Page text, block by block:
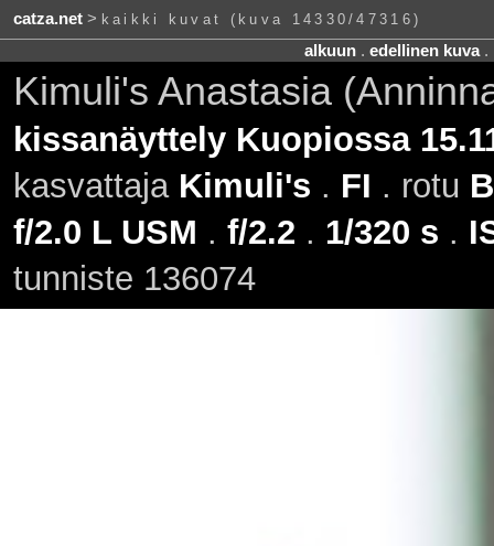
catza.net> kaikki kuvat (kuva 14330/47316)
alkuun. edellinen kuva.
Kimuli's Anastasia
kissanäyttely Kuopiossa
kasvattaja Kimuli's . FI . rotu
f/2.0 L USM . f/2.2 . 1/320 s .
tunniste 136074